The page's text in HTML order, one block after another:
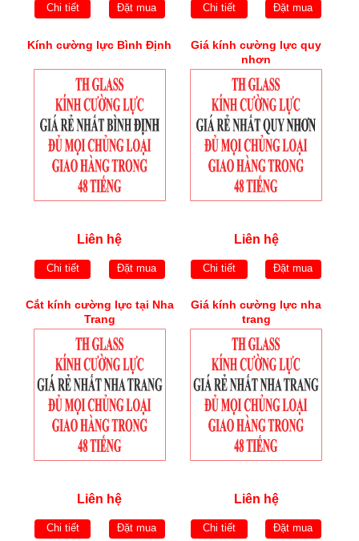
Chi tiết Đặt mua Chi tiết Đặt mua
Kính cường lực Bình Định
Liên hệ
Chi tiết Đặt mua
Giá kính cường lực quy
nhơn
Liên hệ
Chi tiết Đặt mua
Cắt kính cường lực tại Nha
Trang
Liên hệ
Chi tiết Đặt mua
Giá kính cường lực nha
trang
Liên hệ
Chi tiết Đặt mua